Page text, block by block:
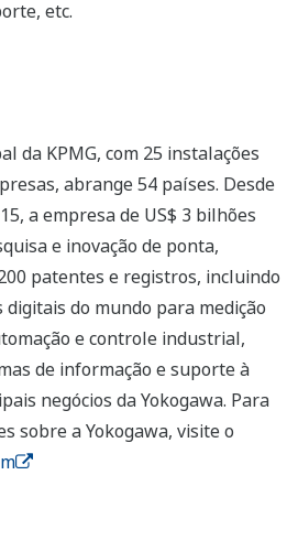
etc.
da KPMG, com 25 instalações
abrange 54 países. Desde
a empresa de US$ 3 bilhões
e inovação de ponta,
patentes e registros, incluindo
do mundo para medição
e controle industrial,
de informação e suporte à
negócios da Yokogawa. Para
sobre a Yokogawa, visite o